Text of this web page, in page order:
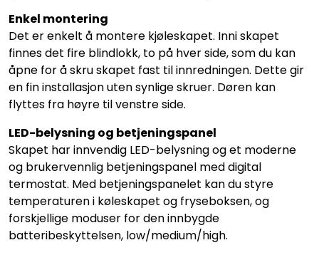
Enkel montering
Det er enkelt å montere kjøleskapet. Inni skapet
finnes det fire blindlokk, to på hver side, som du kan
åpne for å skru skapet fast til innredningen. Dette gir
en fin installasjon uten synlige skruer. Døren kan
flyttes fra høyre til venstre side.
LED-belysning og betjeningspanel
Skapet har innvendig LED-belysning og et moderne
og brukervennlig betjeningspanel med digital
termostat. Med betjeningspanelet kan du styre
temperaturen i køleskapet og fryseboksen, og
forskjellige moduser for den innbygde
batteribeskyttelsen, low/medium/high.